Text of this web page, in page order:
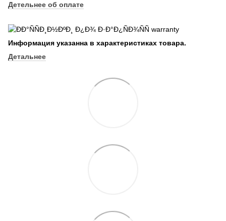
Детельнее об оплате
Информация указанна в характеристиках товара.
Детальнее